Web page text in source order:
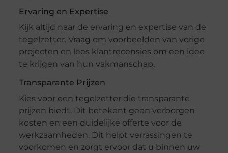
Ervaring en Expertise
Kijk altijd naar de ervaring en expertise van de
tegelzetter. Vraag om voorbeelden van vorige
projecten en lees klantrecensies om een idee
te krijgen van hun vakmanschap.
Transparante Prijzen
Kies voor een tegelzetter die transparante
prijzen biedt. Dit betekent geen verborgen
kosten en een duidelijke offerte voor de
werkzaamheden. Dit helpt verrassingen te
voorkomen en zorgt ervoor dat u binnen uw